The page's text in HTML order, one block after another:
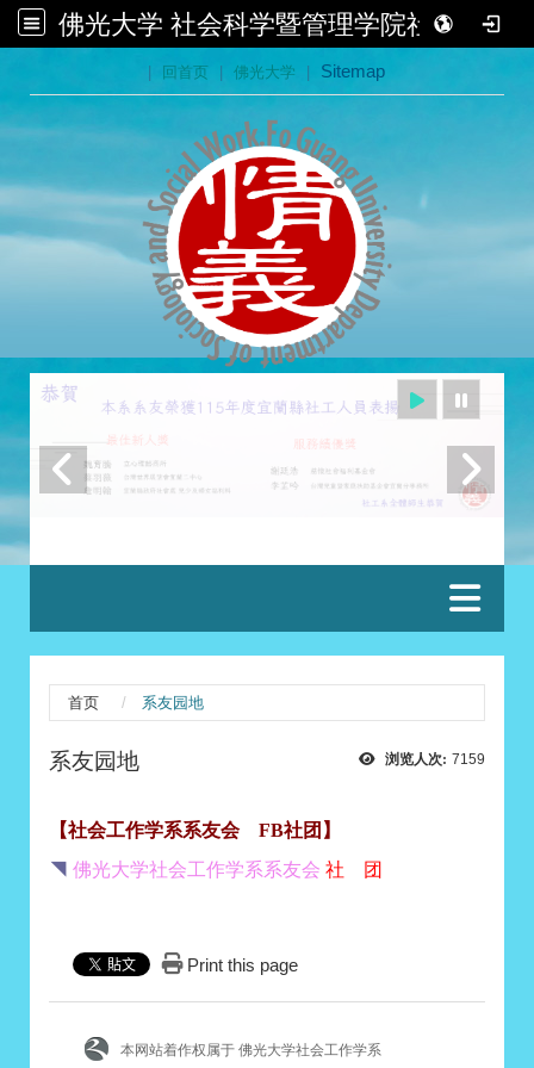
佛光大学 社会科学暨管理学院社会学系
| 回首页 | 佛光大学 | Sitemap
首页 系友园地
浏览人次: 7159
系友园地
【社会工作学系系友会 FB社团】
◥ 佛光大学社会工作学系系友会 社 团
Print this page
本网站着作权属于 佛光大学社会工作学系